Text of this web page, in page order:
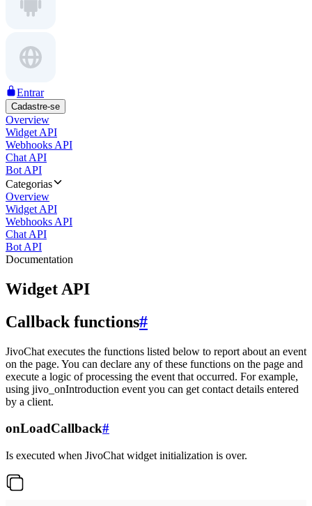
Entrar
Cadastre-se
Overview
Widget API
Webhooks API
Chat API
Bot API
Categorias
Overview
Widget API
Webhooks API
Chat API
Bot API
Documentation
Widget API
Callback functions#
JivoChat executes the functions listed below to report about an event
on the page. You can declare any of these functions on the page and
execute a logic of processing the event that occurred. For example,
using jivo_onIntroduction event you can get contact details entered
by a client.
onLoadCallback#
Is executed when JivoChat widget initialization is over.